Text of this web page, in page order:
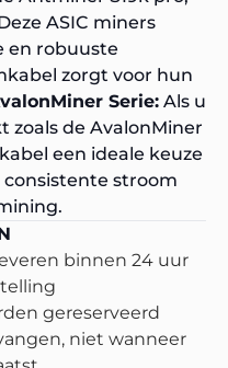
ASIC miners
en robuuste
zorgt voor hun
Serie: Als u
zoals de AvalonMiner
een ideale keuze
stroom
binnen 24 uur
gereserveerd
niet wanneer